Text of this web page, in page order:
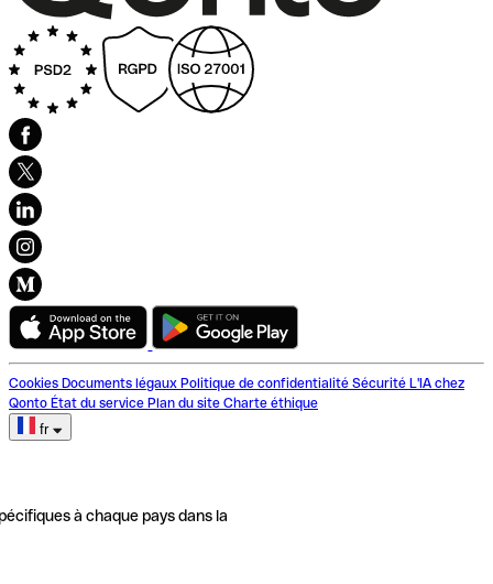
Cookies Documents légaux Politique de confidentialité Sécurité L'IA chez
Qonto État du service Plan du site Charte éthique
fr
à chaque pays dans la